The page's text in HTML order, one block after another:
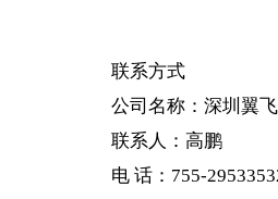
联系方式
公司名称： 深圳翼
联系人：高鹏
电 话：755-